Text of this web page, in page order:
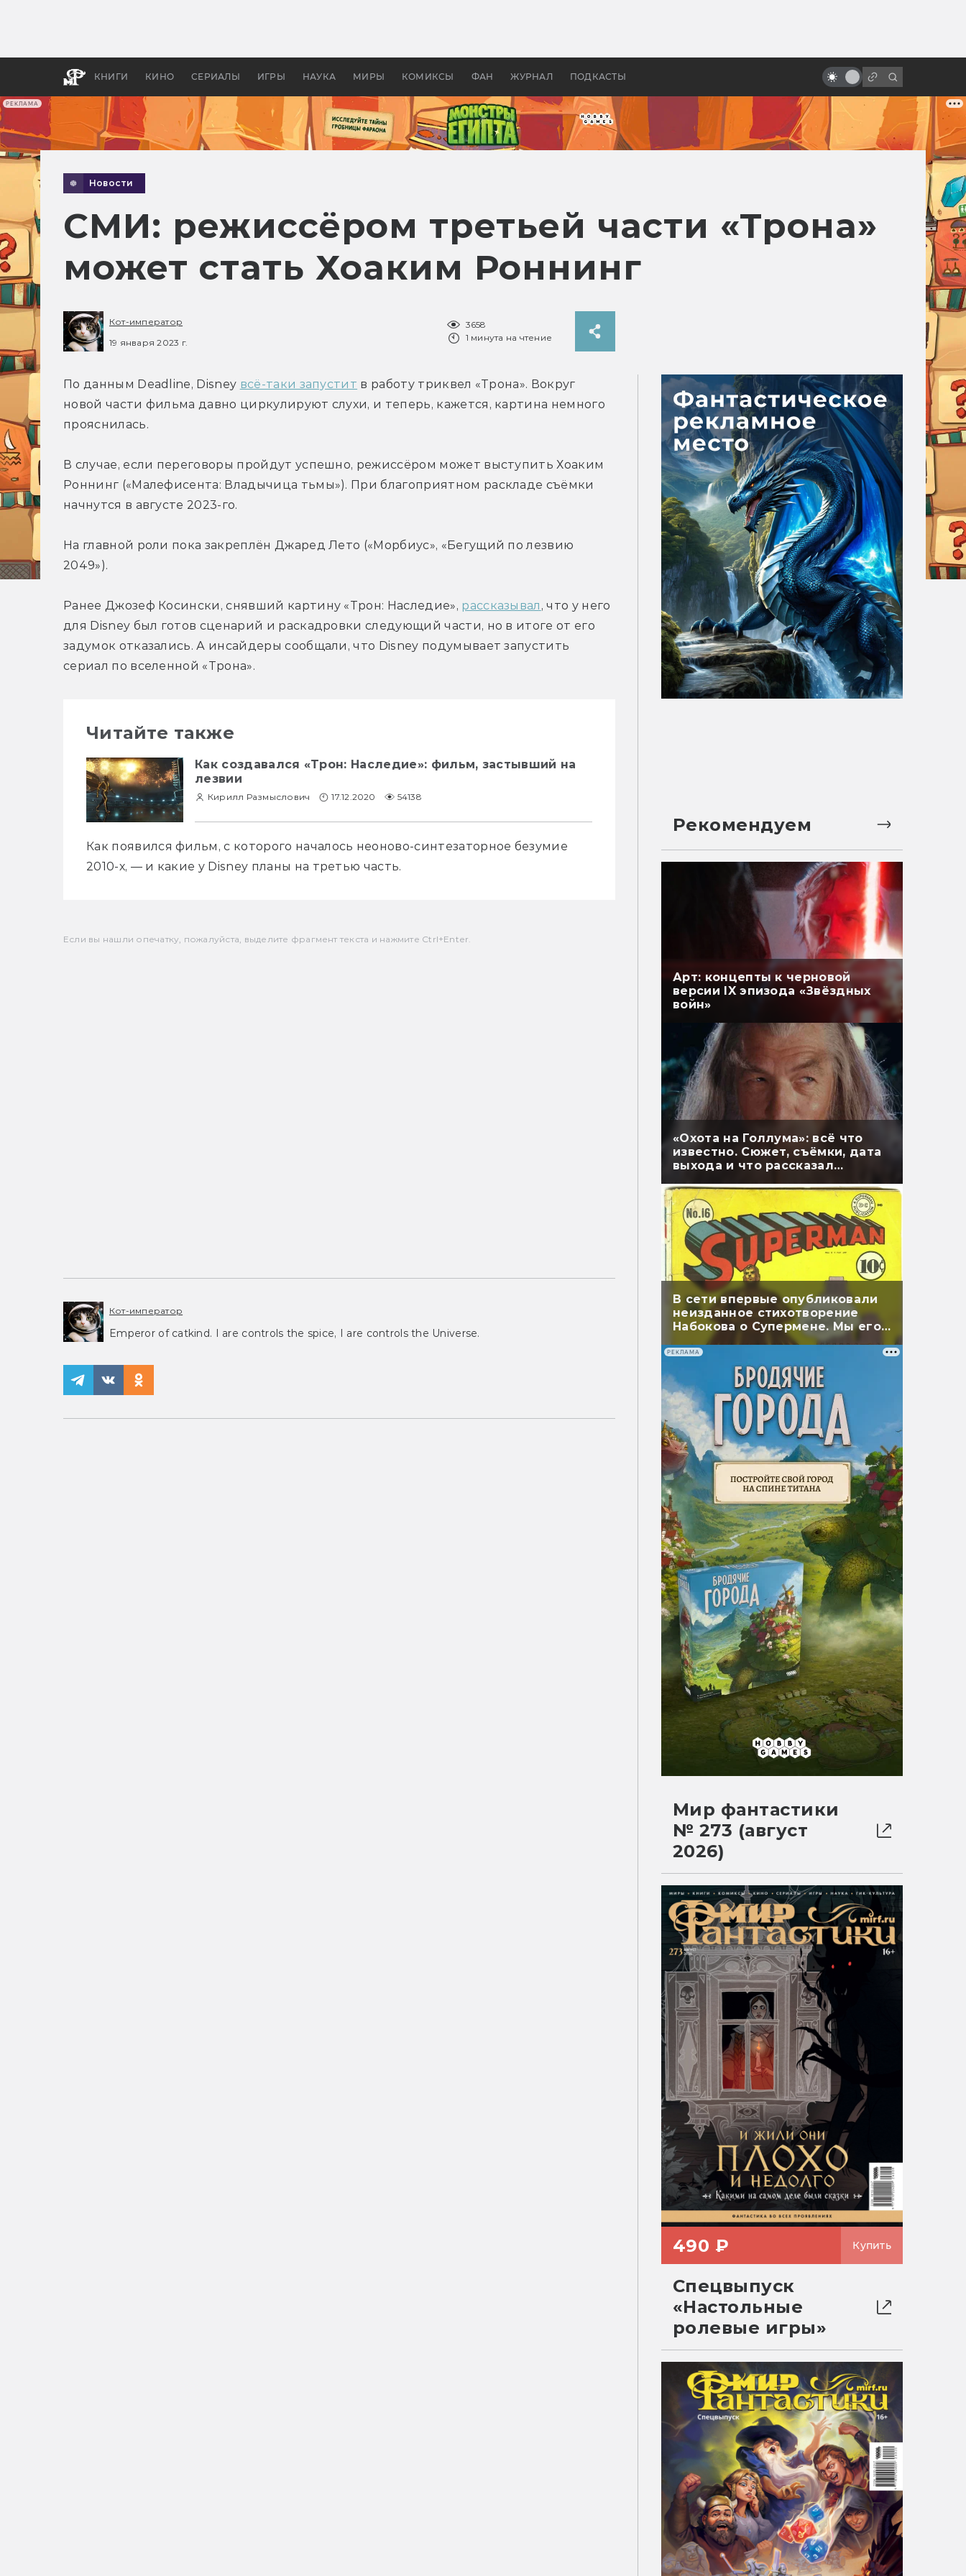
РЕКЛАМА
КНИГИ КИНО СЕРИАЛЫ ИГРЫ НАУКА МИРЫ КОМИКСЫ ФАН ЖУРНАЛ ПОДКАСТЫ
апокалипсис, в России —
бы «Властелина колец»
войн»
Новости
СМИ: режиссёром третьей части «Трона»
может стать Хоаким Роннинг
Кот-император
19 января 2023 г.
3658
1 минута на чтение
По данным Deadline, Disney всё-таки запустит в работу триквел «Трона». Вокруг
новой части фильма давно циркулируют слухи, и теперь, кажется, картина немного
прояснилась.
В случае, если переговоры пройдут успешно, режиссёром может выступить Хоаким
Роннинг («Малефисента: Владычица тьмы»). При благоприятном раскладе съёмки
начнутся в августе 2023-го.
На главной роли пока закреплён Джаред Лето («Морбиус», «Бегущий по лезвию
2049»).
Ранее Джозеф Косински, снявший картину «Трон: Наследие», рассказывал , что у него
для Disney был готов сценарий и раскадровки следующий части, но в итоге от его
задумок отказались. А инсайдеры сообщали, что Disney подумывает запустить
сериал по вселенной «Трона».
Читайте также
Как создавался «Трон: Наследие»: фильм, застывший на
лезвии
Кирилл Размыслович 17.12.2020 54138
Как появился фильм, с которого началось неоново-синтезаторное безумие
2010-х, — и какие у Disney планы на третью часть.
Если вы нашли опечатку, пожалуйста, выделите фрагмент текста и нажмите Ctrl+Enter.
Кот-император
Emperor of catkind. I are controls the spice, I are controls the Universe.
Рекомендуем
Арт: концепты к черновой
версии IX эпизода «Звёздных
войн»
«Охота на Голлума»: всё что
известно. Сюжет, съёмки, дата
выхода и что рассказал
В сети впервые опубликовали
неизданное стихотворение
Набокова о Супермене. Мы его
перевели
РЕКЛАМА
Мир фантастики
№ 273 (август
2026)
490 ₽ Купить
Спецвыпуск
«Настольные
ролевые игры»